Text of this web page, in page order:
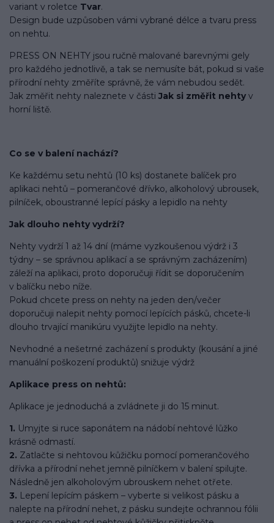
variant v roletce Tvar.
Design bude uzpůsoben vámi vybrané délce a tvaru press
on nehtu.
PRESS ON NEHTY jsou ručně malované barevnými gely
pro každého jednotlivě, a tak se nemusíte bát, pokud si vaše
přírodní nehty změříte správně, že vám nebudou sedět.
Jak změřit nehty naleznete v části Jak si změřit nehty v
horní liště.
Co se v balení nachází?
Ke každému setu nehtů (10 ks) dostanete balíček pro
aplikaci nehtů – pomerančové dřívko, alkoholový ubrousek,
pilníček, oboustranné lepící pásky a lepidlo na nehty
Jak dlouho nehty vydrží?
Nehty vydrží 1 až 14 dní (máme vyzkoušenou výdrž i 3
týdny – se správnou aplikací a se správným zacházením)
záleží na aplikaci, proto doporučuji řídit se doporučením
v balíčku nebo níže.
Pokud chcete press on nehty na jeden den/večer
doporučuji nalepit nehty pomocí lepících pásků, chcete-li
dlouho trvající manikúru využijte lepidlo na nehty.
Nevhodné a nešetrné zacházení s produkty (kousání a jiné
manuální poškození produktů) snižuje výdrž
Aplikace press on nehtů:
Aplikace je jednoduchá a zvládnete ji do 15 minut.
1. Umyjte si ruce saponátem na nádobí nehtové lůžko
krásně odmastí.
2. Zatlačte si nehtovou kůžičku pomocí pomerančového
dřívka a přírodní nehet jemně pilníčkem v balení spilujte.
Následně jen alkoholovým ubrouskem nehet otřete.
3. Lepení lepícím páskem – vyberte si velikost pásku a
nalepte na přírodní nehet, z pásku sundejte ochrannou fólii